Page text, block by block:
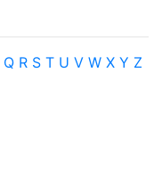
Q R S T U V W X Y Z